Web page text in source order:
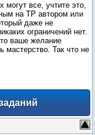
могут все, учтите это,
на ТР автором или
даже не
ограничений нет.
ваше желание
мастерство. Так что не